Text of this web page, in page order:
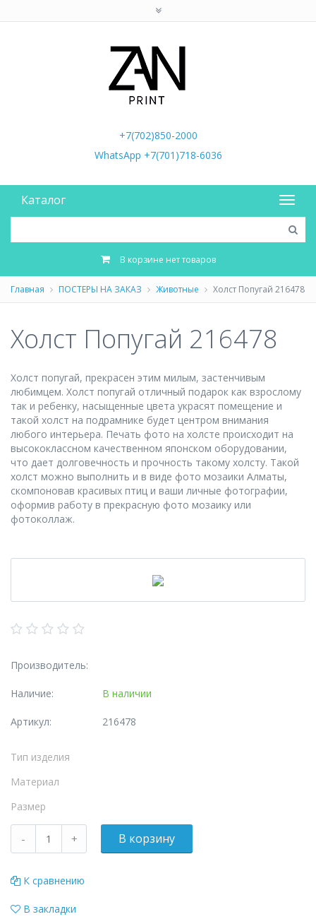
+7(702)850-2000
WhatsApp +7(701)718-6036
Каталог
В корзине нет товаров
Главная ПОСТЕРЫ НА ЗАКАЗ Животные Холст Попугай 216478
Холст Попугай 216478
Холст попугай, прекрасен этим милым, застенчивым
любимцем. Холст попугай отличный подарок как взрослому
так и ребенку, насыщенные цвета украсят помещение и
такой холст на подрамнике будет центром внимания
любого интерьера. Печать фото на холсте происходит на
высококлассном качественном японском оборудовании,
что дает долговечность и прочность такому холсту. Такой
холст можно выполнить и в виде фото мозаики Алматы,
скомпоновав красивых птиц и ваши личные фотографии,
оформив работу в прекрасную фото мозаику или
фотоколлаж.
Производитель:
Наличие: В наличии
Артикул: 216478
Тип изделия
Материал
Размер
К сравнению
В закладки